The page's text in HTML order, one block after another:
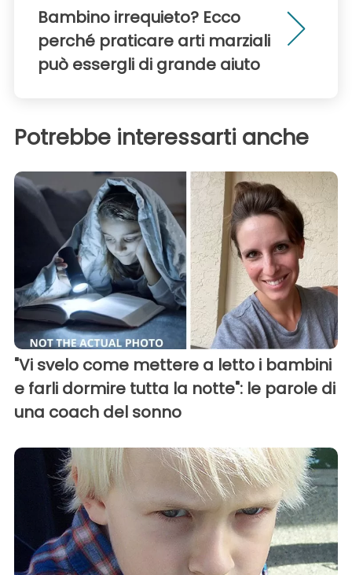
Bambino irrequieto? Ecco
perché praticare arti marziali
può essergli di grande aiuto
Potrebbe interessarti anche
"Vi svelo come mettere a letto i bambini
e farli dormire tutta la notte": le parole di
una coach del sonno